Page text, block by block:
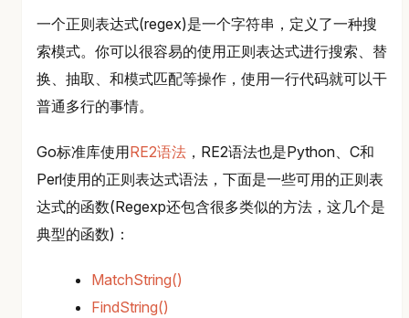
一个正则表达式(regex)是一个字符串，定义了一种搜
索模式。你可以很容易的使用正则表达式进行搜索、替
换、抽取、和模式匹配等操作，使用一行代码就可以干
普通多行的事情。
Go标准库使用RE2语法 ，RE2语法也是Python、C和
Perl使用的正则表达式语法，下面是一些可用的正则表
达式的函数(Regexp还包含很多类似的方法，这几个是
典型的函数)：
MatchString()
FindString()